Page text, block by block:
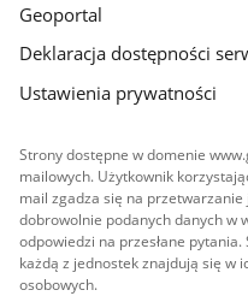
Geoportal
Deklaracja dostępności
Ustawienia prywatności
Strony dostępne w domenie
mailowych. Użytkownik
mail zgadza się na
dobrowolnie podanych danych w
odpowiedzi na przesłane
każdą z jednostek znajdują się w
osobowych.